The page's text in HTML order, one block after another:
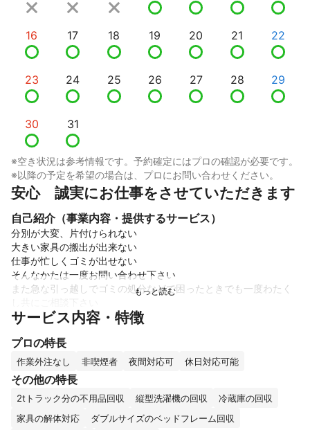
16 17 18 19 20 21 22
23 24 25 26 27 28 29
30 31
※空き状況は参考情報です。予約確定にはプロの確認が必要です。
※以降の予定を希望の場合は、プロにお問い合わせください。
安心　誠実にお仕事をさせていただきます
自己紹介（事業内容・提供するサービス）
分別が大変、片付けられない
大きい家具の搬出が出来ない
仕事が忙しくゴミが出せない
そんなかたは一度お問い合わせ下さい
また急な引っ越しでゴミの処分などで困ったときでも一度わたく
時間外でも対処いたします
ます
また当社は完全自社でお伺いいたしますのでご安心下さい
また持ち替えったものは当社で分別しリュース品とし海外、リサ
サービス内容・特徴
プロの特長
作業外注なし 非喫煙者 夜間対応可 休日対応可能
その他の特長
2tトラック分の不用品回収 縦型洗濯機の回収
冷蔵庫の回収
家具の解体対応
ダブルサイズのベッドフレーム回収